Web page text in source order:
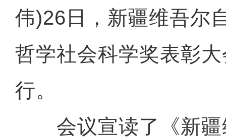
伟)26日，新疆维吾尔
哲学社会科学奖表彰
行。
会议宣读了《新疆